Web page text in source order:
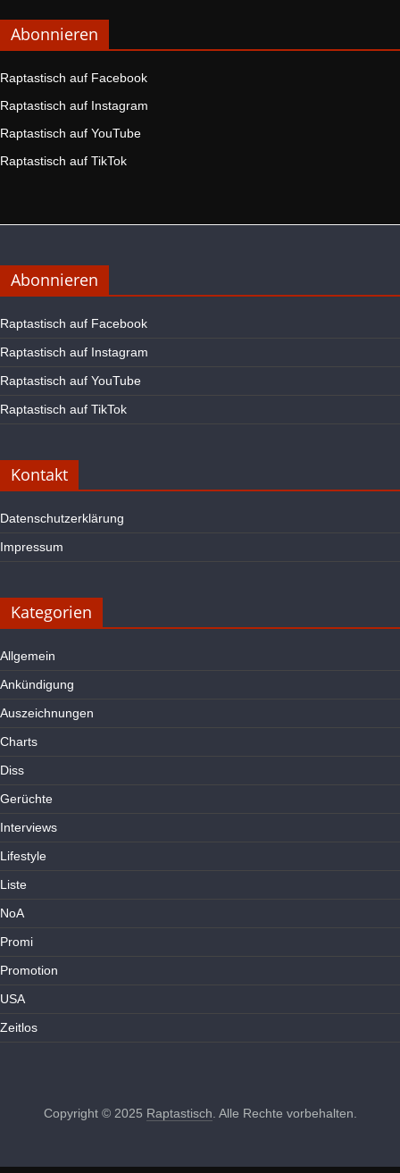
Abonnieren
Raptastisch auf Facebook
Raptastisch auf Instagram
Raptastisch auf YouTube
Raptastisch auf TikTok
Abonnieren
Raptastisch auf Facebook
Raptastisch auf Instagram
Raptastisch auf YouTube
Raptastisch auf TikTok
Kontakt
Datenschutzerklärung
Impressum
Kategorien
Allgemein
Ankündigung
Auszeichnungen
Charts
Diss
Gerüchte
Interviews
Lifestyle
Liste
NoA
Promi
Promotion
USA
Zeitlos
Copyright © 2025 Raptastisch. Alle Rechte vorbehalten.